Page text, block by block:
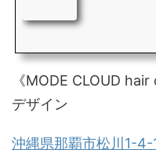
《MODE CLOUD
デザイン
沖縄県那覇市松川1-4-